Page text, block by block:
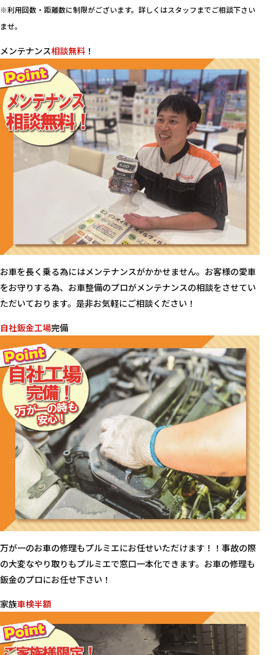
※利用回数・距離数に制限がございます。詳しくはスタッフまでご相談下さい
ませ。
メンテナンス相談無料 ！
お車を長く乗る為にはメンテナンスがかかせません。お客様の愛車
をお守りする為、お車整備のプロがメンテナンスの相談をさせてい
ただいております。是非お気軽にご相談ください！
自社鈑金工場完備
万が一のお車の修理もプルミエにお任せいただけます！！事故の際
の大変なやり取りもプルミエで窓口一本化できます。お車の修理も
鈑金のプロにお任せ下さい！
家族車検半額